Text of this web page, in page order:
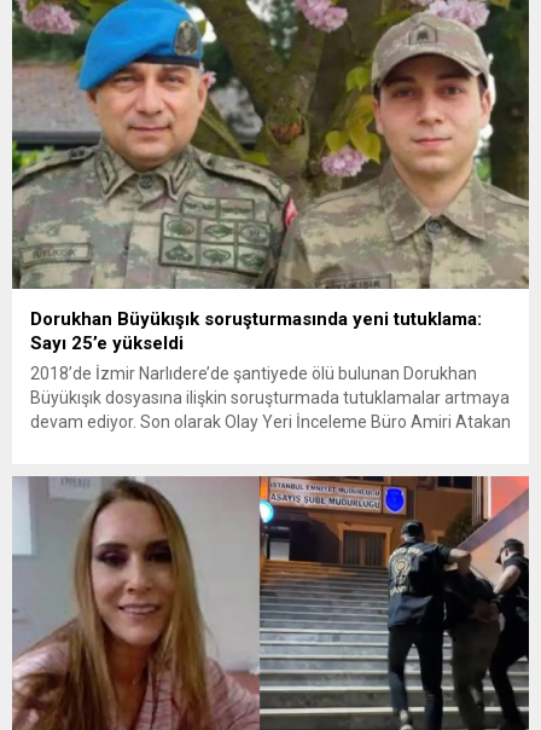
yeni bir ABD saldırısına anında yanıt verileceğini duyurdu....
Dorukhan Büyükışık soruşturmasında yeni tutuklama:
Sayı 25’e yükseldi
2018’de İzmir Narlıdere’de şantiyede ölü bulunan Dorukhan
Büyükışık dosyasına ilişkin soruşturmada tutuklamalar artmaya
devam ediyor. Son olarak Olay Yeri İnceleme Büro Amiri Atakan
bulunan Dorukhan Büyükışık’a ilişkin yeniden açılan
soruşturmada tutuklamalar genişliyor. Son olarak dönemin...